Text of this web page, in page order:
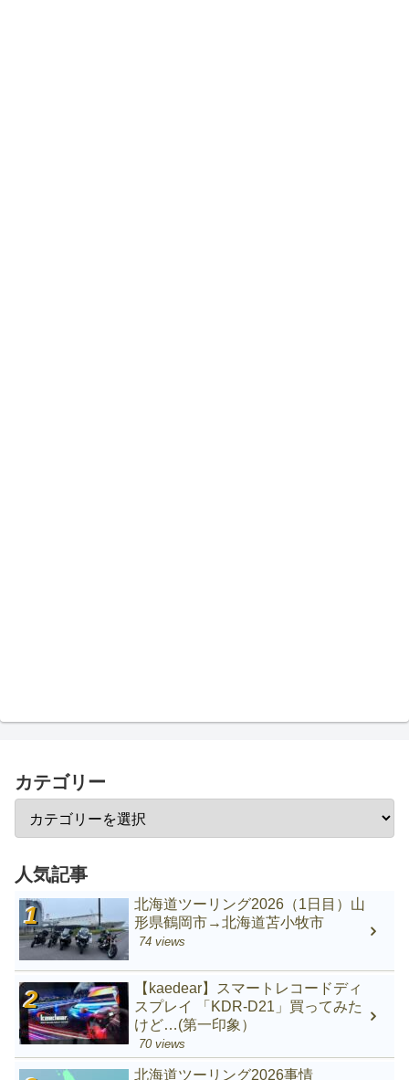
カテゴリー
人気記事
北海道ツーリング2026（1日目）山
形県鶴岡市→北海道苫小牧市
74 views
【kaedear】スマートレコードディ
スプレイ 「KDR-D21」買ってみた
けど…(第一印象）
70 views
北海道ツーリング2026事情